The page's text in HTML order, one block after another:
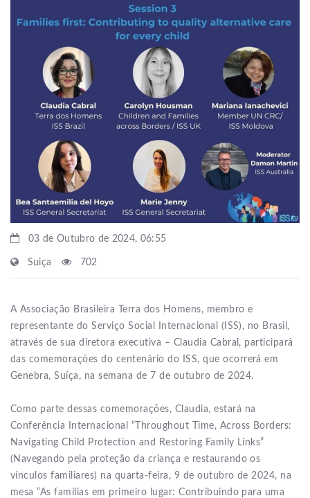
03 de Outubro de 2024, 06:55
Suiça 702
A Associação Brasileira Terra dos Homens, membro e
representante do Serviço Social Internacional (ISS), no Brasil,
através de sua diretora executiva – Claudia Cabral, participará
das comemorações do centenário do ISS, que ocorrerá em
Genebra, Suíça, na semana de 7 de outubro de 2024.
Como parte dessas comemorações, Claudia, estará na
Conferência Internacional “Throughout Time, Across Borders:
Navigating Child Protection and Restoring Family Links”
(Navegando pela proteção da criança e restaurando os
vínculos familiares) na quarta-feira, 9 de outubro de 2024, na
mesa “As famílias em primeiro lugar: Contribuindo para uma